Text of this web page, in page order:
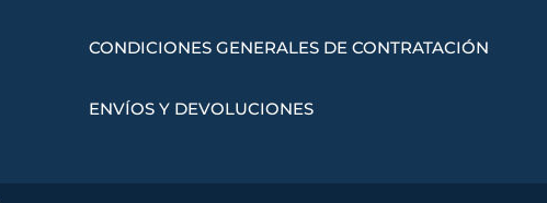
CONDICIONES GENERALES DE CONTRATACIÓN
ENVÍOS Y DEVOLUCIONES